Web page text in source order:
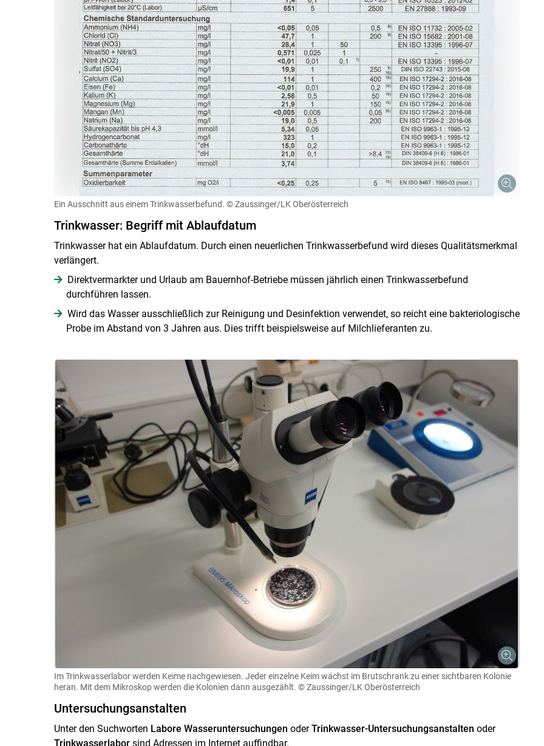
Ein Ausschnitt aus einem Trinkwasserbefund. © Zaussinger/LK Oberösterreich
Trinkwasser: Begriff mit Ablaufdatum
Trinkwasser hat ein Ablaufdatum. Durch einen neuerlichen Trinkwasserbefund wird dieses Qualitätsmerkmal
verlängert.
Direktvermarkter und Urlaub am Bauernhof-Betriebe müssen jährlich einen Trinkwasserbefund
durchführen lassen.
Wird das Wasser ausschließlich zur Reinigung und Desinfektion verwendet, so reicht eine bakteriologische
Probe im Abstand von 3 Jahren aus. Dies trifft beispielsweise auf Milchlieferanten zu.
Im Trinkwasserlabor werden Keime nachgewiesen. Jeder einzelne Keim wächst im Brutschrank zu einer sichtbaren Kolonie
heran. Mit dem Mikroskop werden die Kolonien dann ausgezählt. © Zaussinger/LK Oberösterreich
Untersuchungsanstalten
Unter den Suchworten Labore Wasseruntersuchungen oderTrinkwasser-Untersuchungsanstalten oder
Trinkwasserlaborsind Adressen im Internet auffindbar.